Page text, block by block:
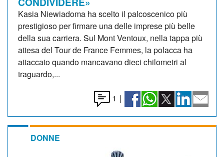
Kasia Niewiadoma ha scelto il palcoscenico più
prestigioso per firmare una delle imprese più belle
della sua carriera. Sul Mont Ventoux, nella tappa più
attesa del Tour de France Femmes, la polacca ha
attaccato quando mancavano dieci chilometri al
traguardo,...
1 |
DONNE